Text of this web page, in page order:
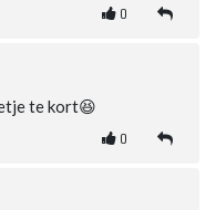
0
te kort😆
0